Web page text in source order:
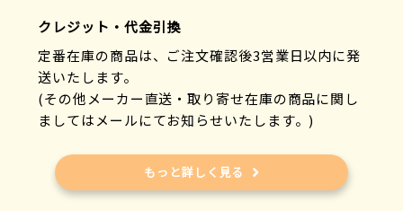
クレジット・代金引換
定番在庫の商品は、ご注文確認後3営業日以内に発
送いたします。
(その他メーカー直送・取り寄せ在庫の商品に関し
ましてはメールにてお知らせいたします。)
もっと詳しく見る